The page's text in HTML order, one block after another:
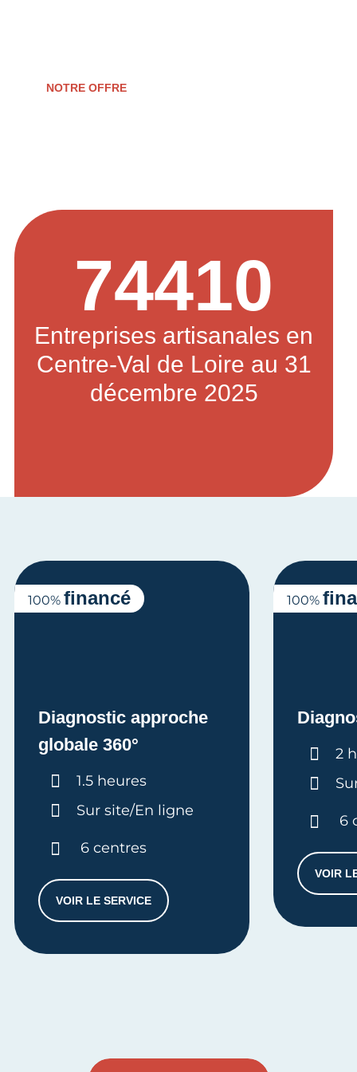
NOTRE OFFRE
74410
Entreprises artisanales en
Centre-Val de Loire au 31
décembre 2025
Diagnostic approche
globale 360°
Durée :
1.5 heures
Sur site/En ligne
6 centres
VOIR LE SERVICEDIAGNOSTIC APPROCHE GLOBALE 360°
100% financé
2
6
VOIR
100%